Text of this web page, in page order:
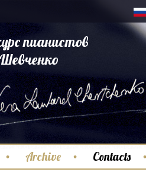
пианистов
Archive Contacts